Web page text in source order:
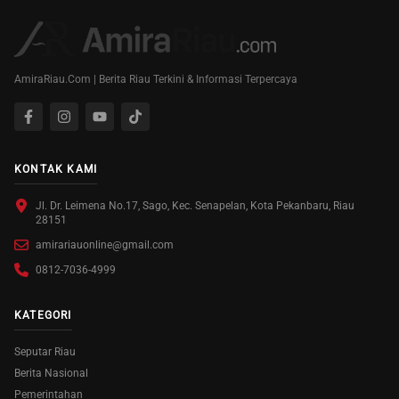
AmiraRiau.Com | Berita Riau Terkini & Informasi Terpercaya
KONTAK KAMI
Jl. Dr. Leimena No.17, Sago, Kec. Senapelan, Kota Pekanbaru, Riau
28151
amirariauonline@gmail.com
0812-7036-4999
KATEGORI
Seputar Riau
Berita Nasional
Pemerintahan